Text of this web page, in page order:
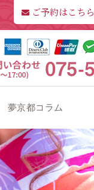
ご予約はこちら
夢京都コラム